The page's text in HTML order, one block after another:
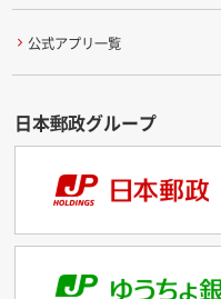
公式アプリ一覧